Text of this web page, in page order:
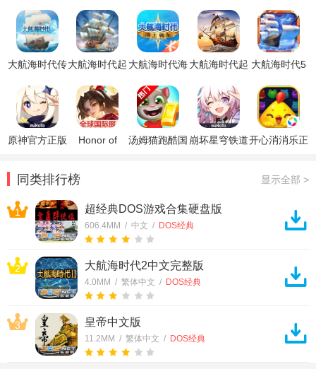
大航海时代传大航海时代起 大航海时代海大航海时代起 大航海时代5
原神官方正版
Honor of
汤姆猫跑酷国 崩坏星穹铁道开心消消乐正
同类排行榜 显示全部 >
1 超经典DOS游戏合集硬盘版
606.4MM / 中文 / DOS经典
2 大航海时代2中文完整版
4.0MM / 繁体中文 / DOS经典
3 皇帝中文版
11.2MM / 繁体中文 / DOS经典